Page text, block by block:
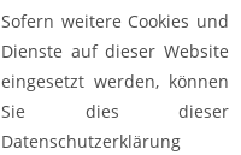
Sofern weitere Cookies und
Dienste auf dieser Website
eingesetzt werden, können
Sie dies dieser
Datenschutzerklärung